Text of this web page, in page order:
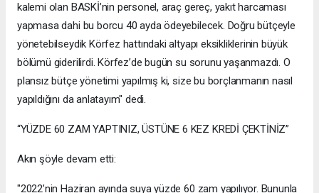
kalemi olan BASKİ’nin personel, araç gereç, yakıt harcaması
yapmasa dahi bu borcu 40 ayda ödeyebilecek. Doğru bütçeyle
yönetebilseydik Körfez hattındaki altyapı eksikliklerinin büyük
bölümü giderilirdi. Körfez’de bugün su sorunu yaşanmazdı. O
plansız bütçe yönetimi yapılmış ki, size bu borçlanmanın nasıl
yapıldığını da anlatayım" dedi.
“YÜZDE 60 ZAM YAPTINIZ, ÜSTÜNE 6 KEZ KREDİ ÇEKTİNİZ”
Akın şöyle devam etti:
"2022’nin Haziran ayında suya yüzde 60 zam yapılıyor. Bununla